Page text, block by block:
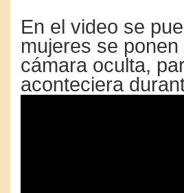
En el video se
mujeres se
cámara oculta,
aconteciera